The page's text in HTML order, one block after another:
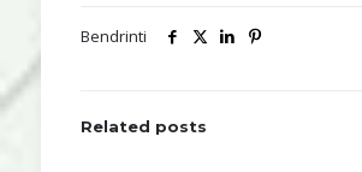
Bendrinti
Related posts